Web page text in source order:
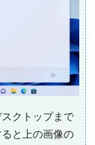
クトップまで
と上の画像の